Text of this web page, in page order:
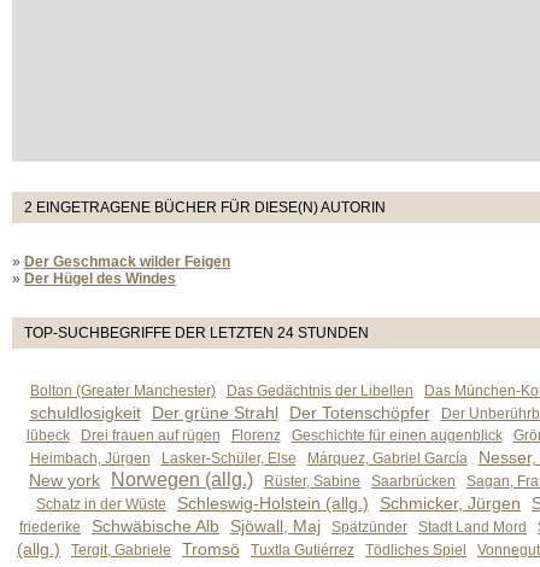
2 EINGETRAGENE BÜCHER FÜR DIESE(N) AUTORIN
» Der Geschmack wilder Feigen
» Der Hügel des Windes
TOP-SUCHBEGRIFFE DER LETZTEN 24 STUNDEN
Bolton (Greater Manchester) Das Gedächtnis der Libellen Das München-
schuldlosigkeit Der grüne Strahl Der Totenschöpfer
Der
lübeck
Drei frauen auf rügen Florenz Geschichte für einen augenblick
Heimbach, Jürgen
Lasker-Schüler, Else Márquez, Gabriel García
New york
Norwegen (allg.) Rüster, Sabine Saarbrücken
Sagan,
Schatz in der Wüste
Schleswig-Holstein (allg.) Schmicker, Jürgen
friederike Schwäbische Alb Sjöwall, Maj Spätzünder Stadt Land Mord
(allg.) Tergit, Gabriele Tromsö Tuxtla Gutiérrez Tödliches Spiel